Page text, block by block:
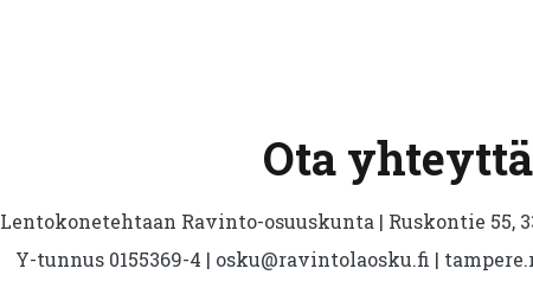
Ota
Lentokonetehtaan Ravinto-osuuskunta | Ruskontie 55,
Y-tunnus 0155369-4 | osku@ravintolaosku.fi |